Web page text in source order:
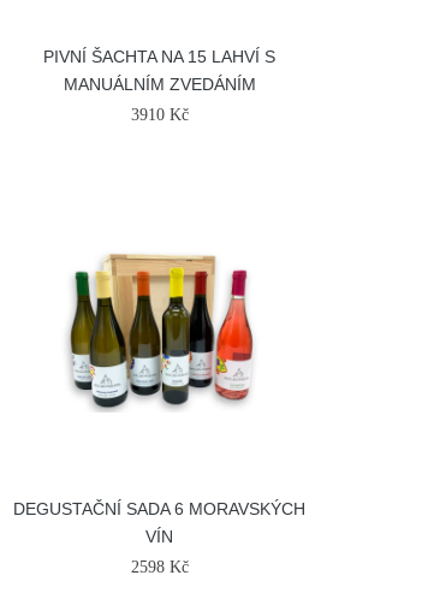
PIVNÍ ŠACHTA NA 15 LAHVÍ S
MANUÁLNÍM ZVEDÁNÍM
3910 Kč
DEGUSTAČNÍ SADA 6 MORAVSKÝCH
VÍN
2598 Kč